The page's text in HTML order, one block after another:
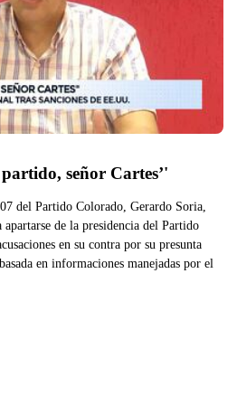
señor Cartes’'
del Partido Colorado, Gerardo Soria,
de la presidencia del Partido
en su contra por su presunta
en informaciones manejadas por el